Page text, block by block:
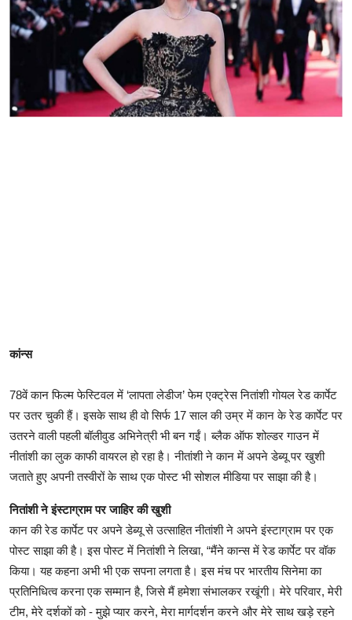
टेक
कांन्स
78वें कान फिल्म फेस्टिवल में ‘लापता लेडीज’ फेम एक्ट्रेस नितांशी गोयल रेड कार्पेट
पर उतर चुकी हैं। इसके साथ ही वो सिर्फ 17 साल की उम्र में कान के रेड कार्पेट पर
उतरने वाली पहली बॉलीवुड अभिनेत्री भी बन गईं। ब्लैक ऑफ शोल्डर गाउन में
नीतांशी का लुक काफी वायरल हो रहा है। नीतांशी ने कान में अपने डेब्यू पर खुशी
जताते हुए अपनी तस्वीरों के साथ एक पोस्ट भी सोशल मीडिया पर साझा की है।
नितांशी ने इंस्टाग्राम पर जाहिर की खुशी
कान की रेड कार्पेट पर अपने डेब्यू से उत्साहित नीतांशी ने अपने इंस्टाग्राम पर एक
पोस्ट साझा की है। इस पोस्ट में नितांशी ने लिखा, “मैंने कान्स में रेड कार्पेट पर वॉक
किया। यह कहना अभी भी एक सपना लगता है। इस मंच पर भारतीय सिनेमा का
प्रतिनिधित्व करना एक सम्मान है, जिसे मैं हमेशा संभालकर रखूंगी। मेरे परिवार, मेरी
टीम, मेरे दर्शकों को - मुझे प्यार करने, मेरा मार्गदर्शन करने और मेरे साथ खड़े रहने